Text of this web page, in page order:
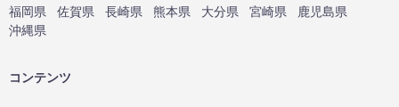
福岡県
佐賀県 長崎県 熊本県 大分県 宮崎県
鹿児島県
沖縄県
コンテンツ